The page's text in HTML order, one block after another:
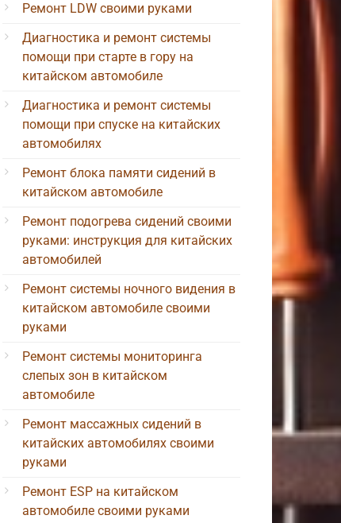
Ремонт LDW своими руками
Диагностика и ремонт системы
помощи при старте в гору на
китайском автомобиле
Диагностика и ремонт системы
помощи при спуске на китайских
автомобилях
Ремонт блока памяти сидений в
китайском автомобиле
Ремонт подогрева сидений своими
руками: инструкция для китайских
автомобилей
Ремонт системы ночного видения в
китайском автомобиле своими
руками
Ремонт системы мониторинга
слепых зон в китайском
автомобиле
Ремонт массажных сидений в
китайских автомобилях своими
руками
Ремонт ESP на китайском
автомобиле своими руками